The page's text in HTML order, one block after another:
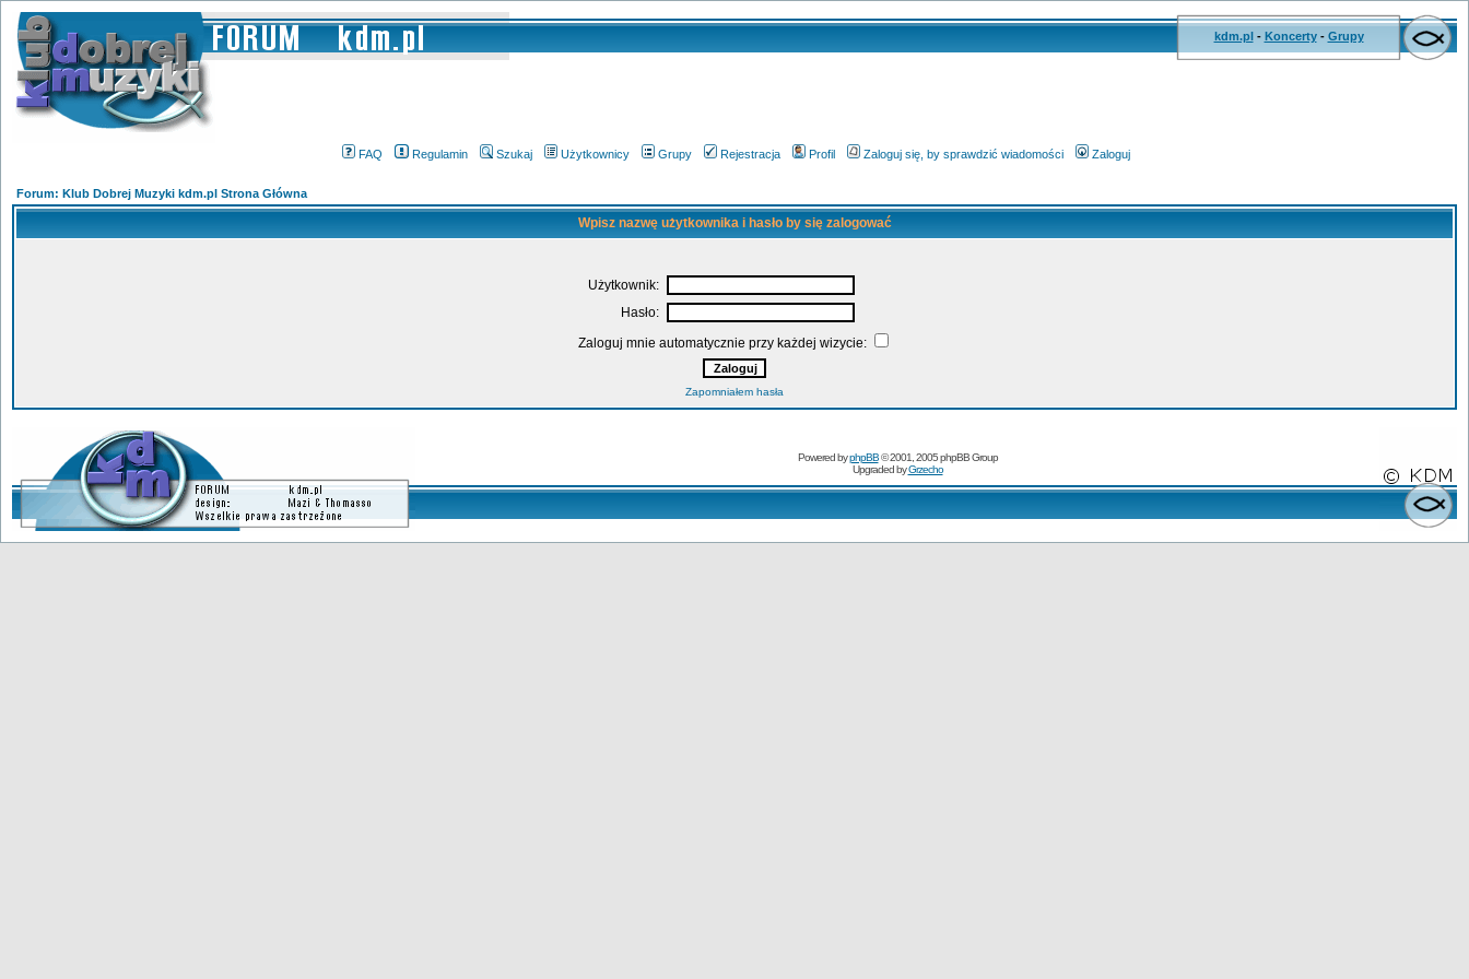
kdm.pl- Koncerty- Grupy
FAQ Regulamin Szukaj Użytkownicy Grupy Rejestracja Profil Zaloguj się, by sprawdzić wiadomości Zaloguj
Forum: Klub Dobrej Muzyki kdm.pl Strona Główna
Wpisz nazwę użytkownika i hasło by się zalogować
Użytkownik:
Hasło:
Zaloguj mnie automatycznie przy każdej wizycie:
Zapomniałem hasła
Powered byphpBB© 2001, 2005 phpBB Group
Upgraded byGrzecho